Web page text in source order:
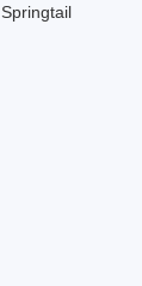
Springtail